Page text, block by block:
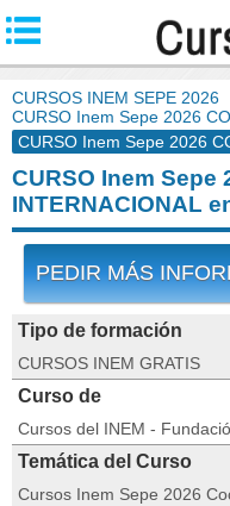
CURSOS INEM SEPE 2026
CURSO Inem Sepe 2026
CURSO Inem Sepe 2026
CURSO Inem Sepe
INTERNACIONAL
PEDIR MÁS
Tipo de formación
CURSOS INEM GRATIS
Curso de
Cursos del INEM -
Temática del Curso
Cursos Inem Sepe 2026